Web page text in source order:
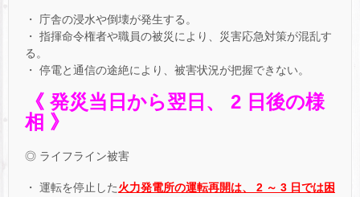
・ 庁舎の浸水や倒壊が発生する。
・ 指揮命令権者や職員の被災により、災害応急対策が混乱す
る。
・ 停電と通信の途絶により、被害状況が把握できない。
《 発災当日から翌日、 2 日後の様
相 》
◎ ライフライン被害
・ 運転を停止した火力発電所の運転再開は、 2 ～ 3 日では困